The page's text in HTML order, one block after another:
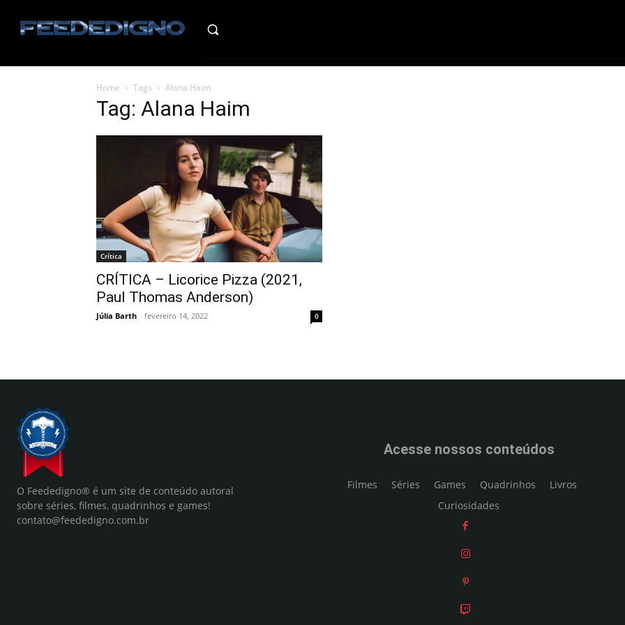
Home Tags Alana Haim
Tag: Alana Haim
Crítica
CRÍTICA – Licorice Pizza (2021,
Paul Thomas Anderson)
Júlia Barth - fevereiro 14, 2022 0
O Feededigno® é um site de conteúdo autoral
sobre séries, filmes, quadrinhos e games!
contato@feededigno.com.br
Acesse nossos conteúdos
Filmes Séries Games Quadrinhos
Livros
Curiosidades